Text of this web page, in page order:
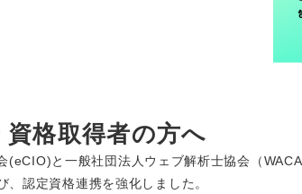
格取得者の方へ
(eCIO)と一般社団法人ウェブ解析士協会（
、認定資格連携を強化しました。